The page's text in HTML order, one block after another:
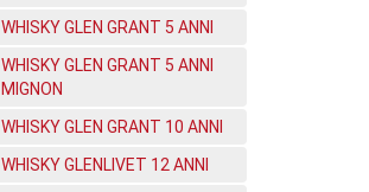
WHISKY GLEN GRANT 5 ANNI
WHISKY GLEN GRANT 5 ANNI
MIGNON
WHISKY GLEN GRANT 10 ANNI
WHISKY GLENLIVET 12 ANNI